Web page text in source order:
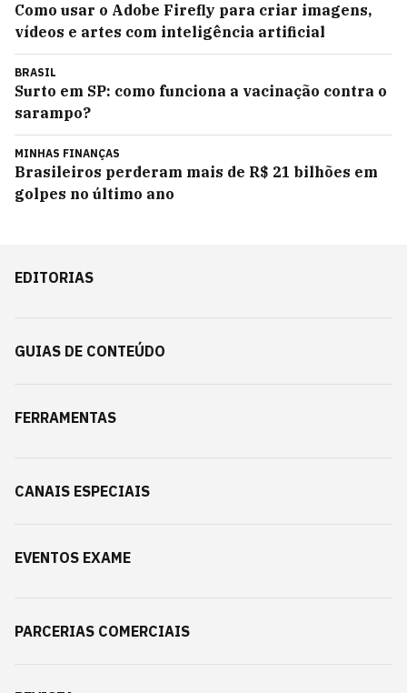
Como usar o Adobe Firefly para criar imagens,
vídeos e artes com inteligência artificial
BRASIL
Surto em SP: como funciona a vacinação contra o
sarampo?
MINHAS FINANÇAS
Brasileiros perderam mais de R$ 21 bilhões em
golpes no último ano
EDITORIAS
GUIAS DE CONTEÚDO
FERRAMENTAS
CANAIS ESPECIAIS
EVENTOS EXAME
PARCERIAS COMERCIAIS